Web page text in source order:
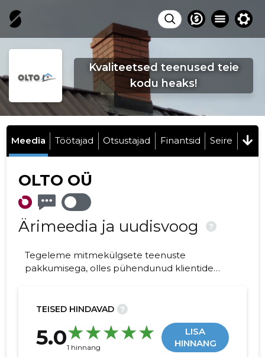
Kvaliteetsed teenused teie
kodu heaks!
Meedia Töötajad Otsustajad Finantsid Seire
OLTO OÜ
Ärimeedia ja uudisvoog ?
Tegeleme mitmekülgsete teenuste
pakkumisega, olles pühendunud klientide
TEISED HINDAVAD ?
5.01 hinnang
LISA
HINNANG